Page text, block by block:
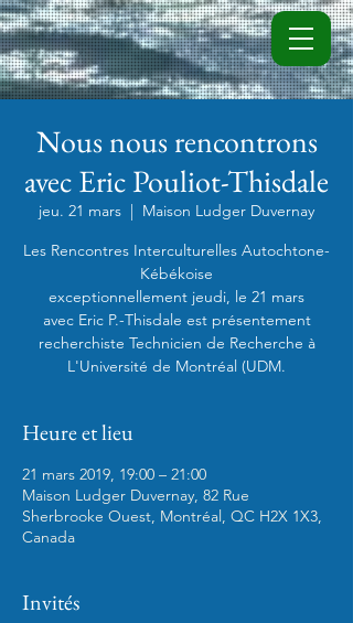
Nous nous rencontrons
avec Eric Pouliot-Thisdale
jeu. 21 mars
  |
Maison Ludger Duvernay
Les Rencontres Interculturelles Autochtone-
Kébékoise
exceptionnellement jeudi, le 21 mars
avec Eric P.-Thisdale est présentement
recherchiste Technicien de Recherche à
Heure et lieu
21 mars 2019, 19:00 – 21:00
Maison Ludger Duvernay, 82 Rue
Sherbrooke Ouest, Montréal, QC H2X 1X3,
Canada
Invités